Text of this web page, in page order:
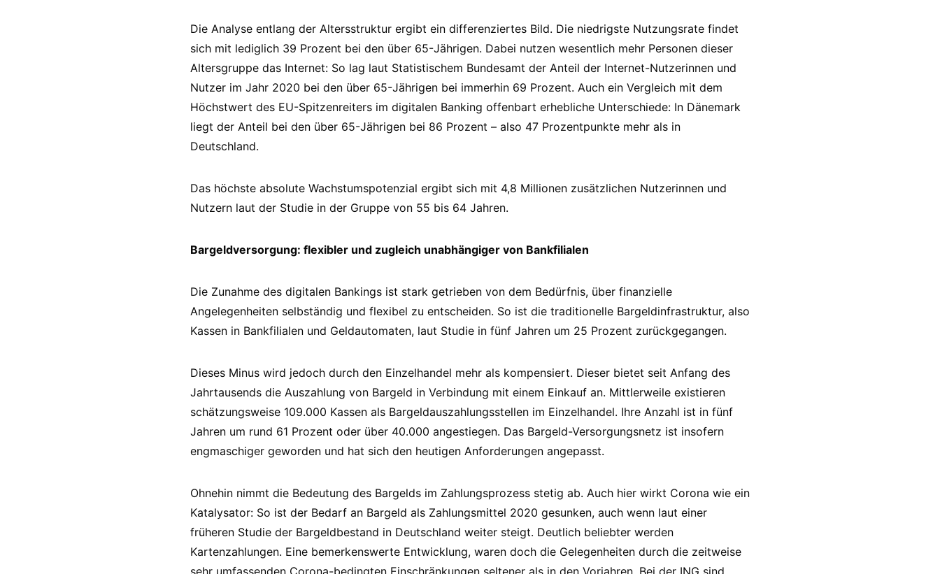
Die Analyse entlang der Altersstruktur ergibt ein differenziertes Bild. Die niedrigste Nutzungsrate findet
sich mit lediglich 39 Prozent bei den über 65-Jährigen. Dabei nutzen wesentlich mehr Personen dieser
Altersgruppe das Internet: So lag laut Statistischem Bundesamt der Anteil der Internet-Nutzerinnen und
Nutzer im Jahr 2020 bei den über 65-Jährigen bei immerhin 69 Prozent. Auch ein Vergleich mit dem
Höchstwert des EU-Spitzenreiters im digitalen Banking offenbart erhebliche Unterschiede: In Dänemark
liegt der Anteil bei den über 65-Jährigen bei 86 Prozent – also 47 Prozentpunkte mehr als in
Deutschland.
Das höchste absolute Wachstumspotenzial ergibt sich mit 4,8 Millionen zusätzlichen Nutzerinnen und
Nutzern laut der Studie in der Gruppe von 55 bis 64 Jahren.
Bargeldversorgung: flexibler und zugleich unabhängiger von Bankfilialen
Die Zunahme des digitalen Bankings ist stark getrieben von dem Bedürfnis, über finanzielle
Angelegenheiten selbständig und flexibel zu entscheiden. So ist die traditionelle Bargeldinfrastruktur, also
Kassen in Bankfilialen und Geldautomaten, laut Studie in fünf Jahren um 25 Prozent zurückgegangen.
Dieses Minus wird jedoch durch den Einzelhandel mehr als kompensiert. Dieser bietet seit Anfang des
Jahrtausends die Auszahlung von Bargeld in Verbindung mit einem Einkauf an. Mittlerweile existieren
schätzungsweise 109.000 Kassen als Bargeldauszahlungsstellen im Einzelhandel. Ihre Anzahl ist in fünf
Jahren um rund 61 Prozent oder über 40.000 angestiegen. Das Bargeld-Versorgungsnetz ist insofern
engmaschiger geworden und hat sich den heutigen Anforderungen angepasst.
Ohnehin nimmt die Bedeutung des Bargelds im Zahlungsprozess stetig ab. Auch hier wirkt Corona wie ein
Katalysator: So ist der Bedarf an Bargeld als Zahlungsmittel 2020 gesunken, auch wenn laut einer
früheren Studie der Bargeldbestand in Deutschland weiter steigt. Deutlich beliebter werden
Kartenzahlungen. Eine bemerkenswerte Entwicklung, waren doch die Gelegenheiten durch die zeitweise